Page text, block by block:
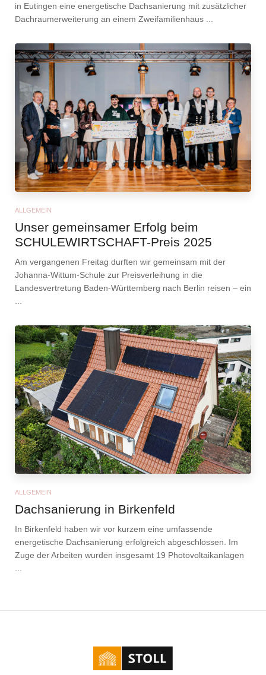
in Eutingen eine energetische Dachsanierung mit zusätzlicher
Dachraumerweiterung an einem Zweifamilienhaus ...
ALLGEMEIN
Unser gemeinsamer Erfolg beim
SCHULEWIRTSCHAFT-Preis 2025
Am vergangenen Freitag durften wir gemeinsam mit der
Johanna-Wittum-Schule zur Preisverleihung in die
Landesvertretung Baden-Württemberg nach Berlin reisen – ein
ALLGEMEIN
Dachsanierung in Birkenfeld
In Birkenfeld haben wir vor kurzem eine umfassende
energetische Dachsanierung erfolgreich abgeschlossen. Im
Zuge der Arbeiten wurden insgesamt 19 Photovoltaikanlagen